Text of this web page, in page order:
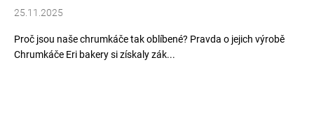
25.11.2025
Proč jsou naše chrumkáče tak oblíbené? Pravda o jejich výrobě
Chrumkáče Eri bakery si získaly zák...